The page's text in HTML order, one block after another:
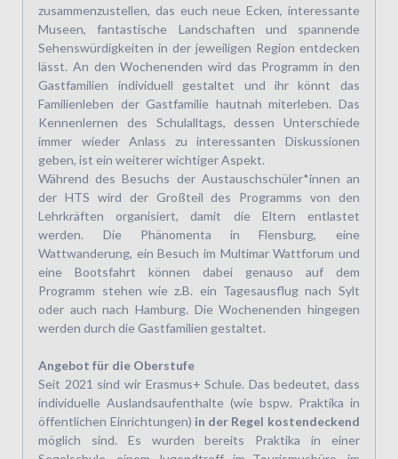
zusammenzustellen, das euch neue Ecken, interessante
Museen, fantastische Landschaften und spannende
Sehenswürdigkeiten in der jeweiligen Region entdecken
lässt. An den Wochenenden wird das Programm in den
Gastfamilien individuell gestaltet und ihr könnt das
Familienleben der Gastfamilie hautnah miterleben. Das
Kennenlernen des Schulalltags, dessen Unterschiede
immer wieder Anlass zu interessanten Diskussionen
geben, ist ein weiterer wichtiger Aspekt.
Während des Besuchs der Austauschschüler*innen an
der HTS wird der Großteil des Programms von den
Lehrkräften organisiert, damit die Eltern entlastet
werden. Die Phänomenta in Flensburg, eine
Wattwanderung, ein Besuch im Multimar Wattforum und
eine Bootsfahrt können dabei genauso auf dem
Programm stehen wie z.B. ein Tagesausflug nach Sylt
oder auch nach Hamburg. Die Wochenenden hingegen
werden durch die Gastfamilien gestaltet.
Angebot für die Oberstufe
Seit 2021 sind wir Erasmus+ Schule. Das bedeutet, dass
individuelle Auslandsaufenthalte (wie bspw. Praktika in
öffentlichen Einrichtungen) in der Regel kostendeckend
möglich sind. Es wurden bereits Praktika in einer